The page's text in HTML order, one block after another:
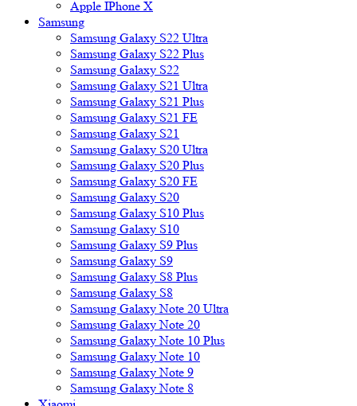
Apple IPhone X
Samsung
Samsung Galaxy S22 Ultra
Samsung Galaxy S22 Plus
Samsung Galaxy S22
Samsung Galaxy S21 Ultra
Samsung Galaxy S21 Plus
Samsung Galaxy S21 FE
Samsung Galaxy S21
Samsung Galaxy S20 Ultra
Samsung Galaxy S20 Plus
Samsung Galaxy S20 FE
Samsung Galaxy S20
Samsung Galaxy S10 Plus
Samsung Galaxy S10
Samsung Galaxy S9 Plus
Samsung Galaxy S9
Samsung Galaxy S8 Plus
Samsung Galaxy S8
Samsung Galaxy Note 20 Ultra
Samsung Galaxy Note 20
Samsung Galaxy Note 10 Plus
Samsung Galaxy Note 10
Samsung Galaxy Note 9
Samsung Galaxy Note 8